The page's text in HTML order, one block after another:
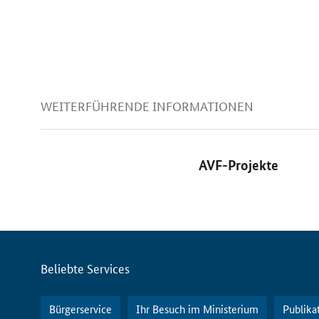
WEITERFÜHRENDE INFORMATIONEN
AVF-Projekte
Servicemenü
Beliebte Services
Bürgerservice Ihr Besuch im Ministerium